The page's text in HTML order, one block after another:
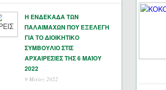
Η ΕΝΔΕΚΑΔΑ ΤΩΝ
ΠΑΛΑΙΜΑΧΩΝ ΠΟΥ ΕΞΕΛΕΓΗ
ΓΙΑ ΤΟ ΔΙΟΙΚΗΤΙΚΟ
ΣΥΜΒΟΥΛΙΟ ΣΤΙΣ
ΑΡΧΑΙΡΕΣΙΕΣ ΤΗΣ 6 ΜΑΊΟΥ
2022
9 Μάϊος 2022